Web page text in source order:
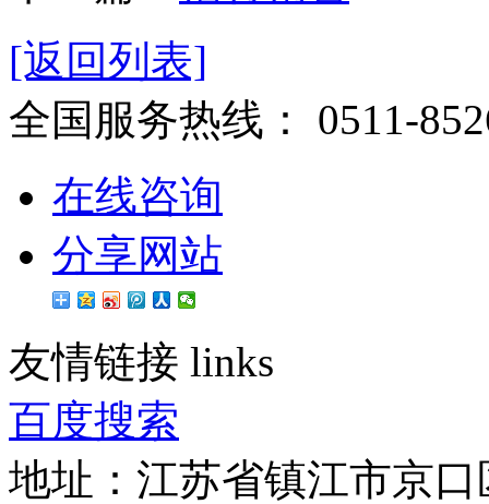
[返回列表]
全国服务热线： 0511-
在线咨询
分享网站
友情链接 links
百度搜索
地址：江苏省镇江市京